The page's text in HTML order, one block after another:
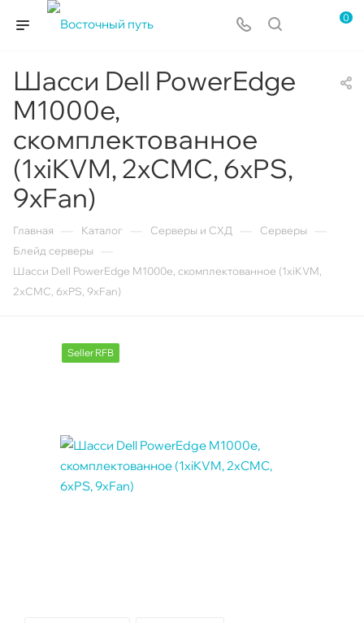
0
Шасси Dell PowerEdge
M1000e,
скомплектованное
(1xiKVM, 2xCMC, 6xPS,
9xFan)
Главная Каталог Серверы и СХД Серверы
Блейд серверы
Шасси Dell PowerEdge M1000e, скомплектованное (1xiKVM,
2xCMC, 6xPS, 9xFan)
Seller RFB